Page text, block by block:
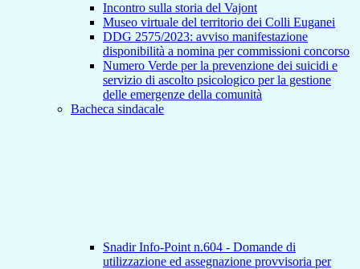
Incontro sulla storia del Vajont
Museo virtuale del territorio dei Colli Euganei
DDG 2575/2023: avviso manifestazione
disponibilità a nomina per commissioni concorso
Numero Verde per la prevenzione dei suicidi e
servizio di ascolto psicologico per la gestione
delle emergenze della comunità
Bacheca sindacale
Snadir Info-Point n.604 - Domande di
utilizzazione ed assegnazione provvisoria per